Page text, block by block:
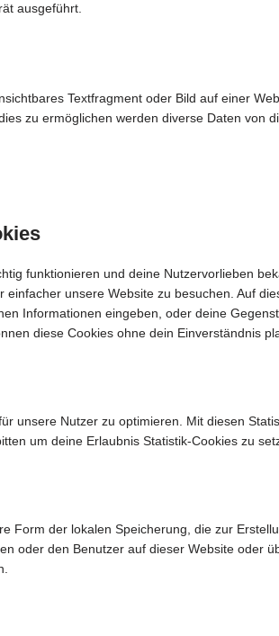
ausgeführt.
Textfragment oder Bild auf einer
zu ermöglichen werden diverse Daten von
funktionieren und deine Nutzervorlieben
unsere Website zu besuchen. Auf
Informationen eingeben, oder deine
diese Cookies ohne dein Einverständnis
unsere Nutzer zu optimieren. Mit diesen
um deine Erlaubnis Statistik-Cookies zu
Form der lokalen Speicherung, die zur
oder den Benutzer auf dieser Website oder